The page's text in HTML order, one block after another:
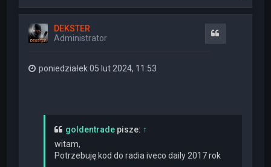
g
DEKSTER
Administrator
poniedziałek 05 lut 2024, 11:53
goldentrade pisze: ↑
witam,
Potrzebuję kod do radia iveco daily 2017 rok